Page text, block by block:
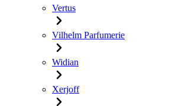
Vertus
Vilhelm Parfumerie
Widian
Xerjoff